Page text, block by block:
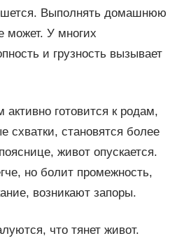
Выполнять домашнюю
может. У многих
и грузность вызывает
активно готовится к родам,
схватки, становятся более
живот опускается.
но болит промежность,
возникают запоры.
что тянет живот.